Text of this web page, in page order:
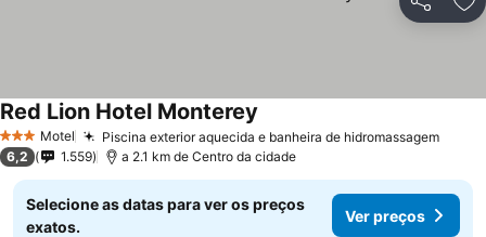
Partilhar
3 EstrelasMotel Piscina exterior aquecida e banheira de hidromassagem
Red Lion Hotel Monterey
6,2 1.559 a 2.1 km de Centro da cidade
Selecione as datas para ver os preços
exatos.
Ver preços